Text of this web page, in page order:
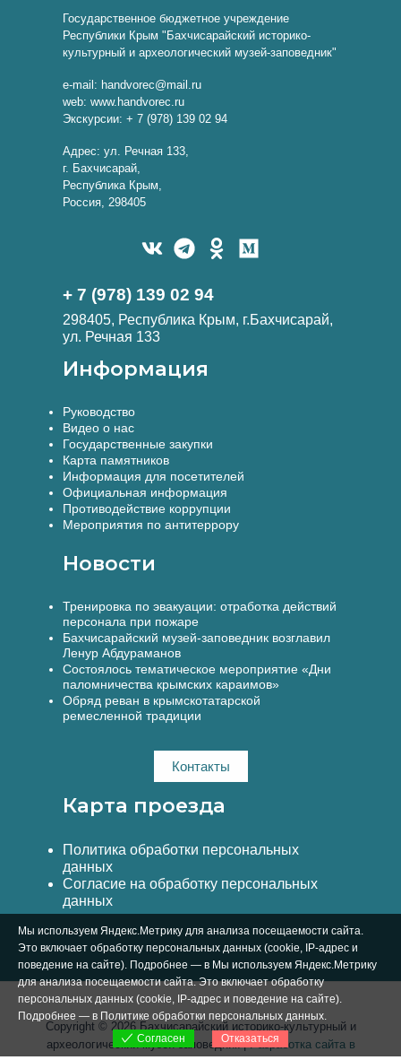
Государственное бюджетное учреждение
Республики Крым "Бахчисарайский историко-
культурный и археологический музей-заповедник"
e-mail: handvorec@mail.ru
web: www.handvorec.ru
Экскурсии: + 7 (978) 139 02 94
Адрес: ул. Речная 133,
г. Бахчисарай,
Республика Крым,
Россия, 298405
+ 7 (978) 139 02 94
298405, Республика Крым, г.Бахчисарай,
ул. Речная 133
Информация
Руководство
Видео о нас
Государственные закупки
Карта памятников
Информация для посетителей
Официальная информация
Противодействие коррупции
Мероприятия по антитеррору
Новости
Тренировка по эвакуации: отработка действий
персонала при пожаре
Бахчисарайский музей-заповедник возглавил
Ленур Абдураманов
Состоялось тематическое мероприятие «Дни
паломничества крымских караимов»
Обряд реван в крымскотатарской
ремесленной традиции
Контакты
Карта проезда
Политика обработки персональных
данных
Согласие на обработку персональных
данных
Copyright © 2026 Бахчисарайский историко-культурный и
археологический музей-заповедник |Разработка сайта в
Мы используем Яндекс.Метрику для анализа посещаемости сайта.
Это включает обработку персональных данных (cookie, IP-адрес и
поведение на сайте). Подробнее — в Мы используем Яндекс.Метрику
для анализа посещаемости сайта. Это включает обработку
персональных данных (cookie, IP-адрес и поведение на сайте).
Подробнее — в Политике обработки персональных данных.
Согласен
Отказаться